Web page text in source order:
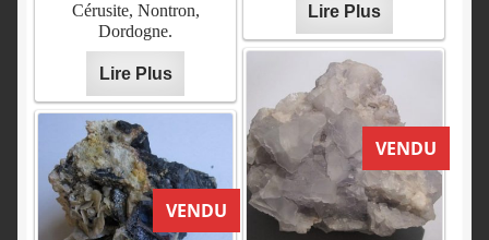
Lire Plus
Cérusite, Nontron,
Dordogne.
Lire Plus
VENDU
VENDU